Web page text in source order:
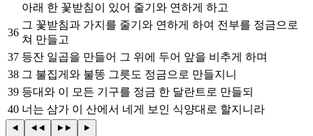
아래 한 꽃받침이 있어 줄기와 연하게 하고
36
그 꽃받침과 가지를 줄기와 연하게 하여 전부를 정금으로
쳐 만들고
37 등잔 일곱을 만들어 그 위에 두어 앞을 비추게 하며
38 그 불집게와 불똥 그릇도 정금으로 만들지니
39 등대와 이 모든 기구를 정금 한 달란트로 만들되
40 너는 삼가 이 산에서 네게 보인 식양대로 할지니라